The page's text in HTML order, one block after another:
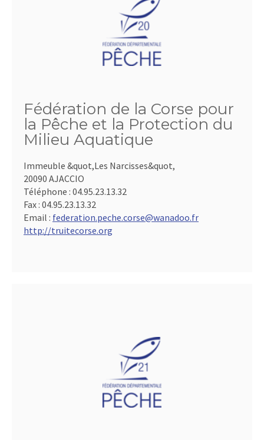
Fédération de la Corse pour
la Pêche et la Protection du
Milieu Aquatique
Immeuble &quot,Les Narcisses&quot,
20090 AJACCIO
Téléphone : 04.95.23.13.32
Fax : 04.95.23.13.32
Email : federation.peche.corse@wanadoo.fr
http://truitecorse.org